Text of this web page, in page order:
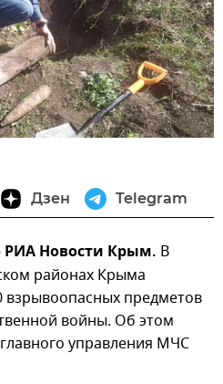
Дзен Telegram
Новости Крым. В
районах Крыма
взрывоопасных предметов
войны. Об этом
управления МЧС